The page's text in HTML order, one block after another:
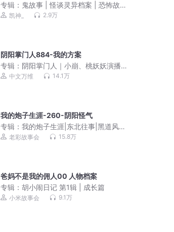
专辑： 鬼故事 | 怪谈灵异档案 | 恐怖故事
合集凯神_ 2.9万
阴阳掌门人884-我的方案
专辑： 阴阳掌门人｜小崩、桃妖妖演播
民间灵异恐怖鬼故事
中文万维 14.1万
我的炮子生涯-260-阴阳怪气
专辑：我的炮子生涯|东北往事|黑道风
云|老彩演播|单播
老彩故事会 15.8万
爸妈不是我的佣人00 人物档案
专辑：胡小闹日记 第1辑 | 成长篇
小米故事会 9.1万